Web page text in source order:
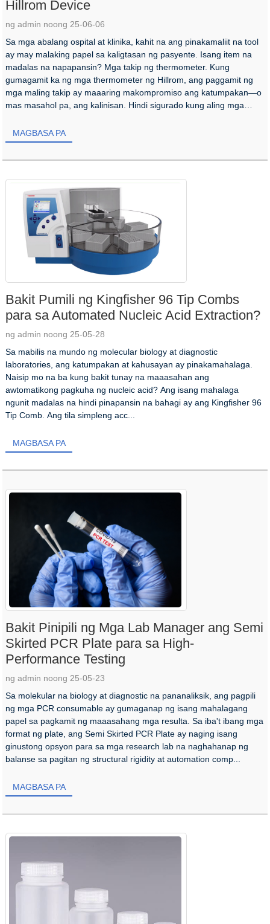
Hillrom Device
ng admin noong 25-06-06
Sa mga abalang ospital at klinika, kahit na ang pinakamaliit na tool
ay may malaking papel sa kaligtasan ng pasyente. Isang item na
madalas na napapansin? Mga takip ng thermometer. Kung
gumagamit ka ng mga thermometer ng Hillrom, ang paggamit ng
mga maling takip ay maaaring makompromiso ang katumpakan—o
mas masahol pa, ang kalinisan. Hindi sigurado kung aling mga
MAGBASA PA
Bakit Pumili ng Kingfisher 96 Tip Combs
para sa Automated Nucleic Acid Extraction?
ng admin noong 25-05-28
Sa mabilis na mundo ng molecular biology at diagnostic
laboratories, ang katumpakan at kahusayan ay pinakamahalaga.
Naisip mo na ba kung bakit tunay na maaasahan ang
awtomatikong pagkuha ng nucleic acid? Ang isang mahalaga
ngunit madalas na hindi pinapansin na bahagi ay ang Kingfisher 96
Tip Comb. Ang tila simpleng acc...
MAGBASA PA
Bakit Pinipili ng Mga Lab Manager ang Semi
Skirted PCR Plate para sa High-
Performance Testing
ng admin noong 25-05-23
Sa molekular na biology at diagnostic na pananaliksik, ang pagpili
ng mga PCR consumable ay gumaganap ng isang mahalagang
papel sa pagkamit ng maaasahang mga resulta. Sa iba't ibang mga
format ng plate, ang Semi Skirted PCR Plate ay naging isang
ginustong opsyon para sa mga research lab na naghahanap ng
balanse sa pagitan ng structural rigidity at automation comp...
MAGBASA PA